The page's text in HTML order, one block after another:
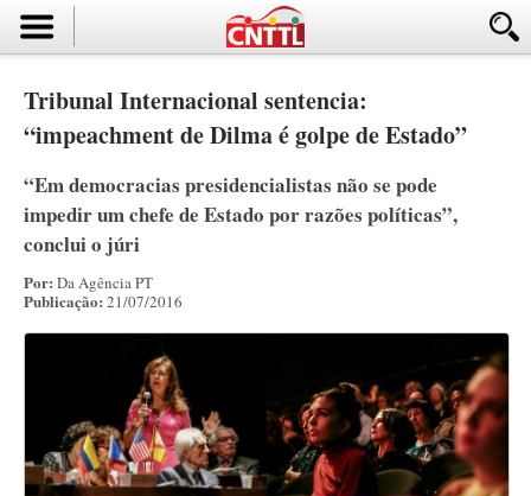
Tribunal Internacional sentencia:
“impeachment de Dilma é golpe de Estado”
“Em democracias presidencialistas não se pode
impedir um chefe de Estado por razões políticas”,
conclui o júri
Por: Da Agência PT
Publicação: 21/07/2016